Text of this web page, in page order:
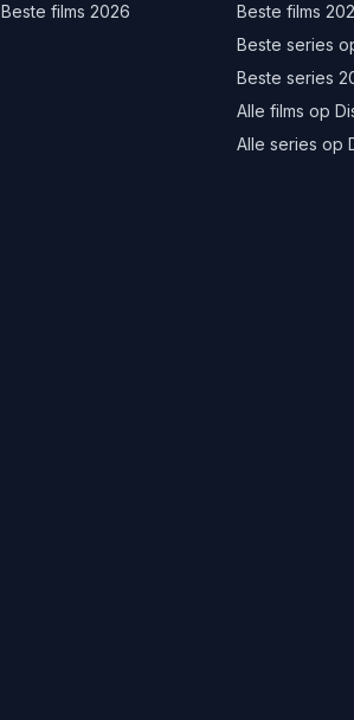
Beste films 2026
Beste films
Beste series
Beste series
Alle films op
Alle series op